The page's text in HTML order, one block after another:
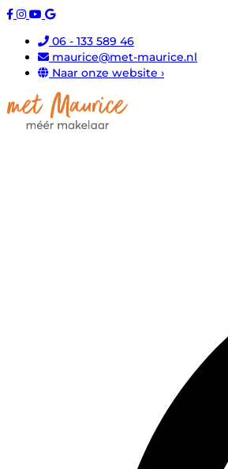
06 - 133 589 46
maurice@met-maurice.nl
Naar onze website ›